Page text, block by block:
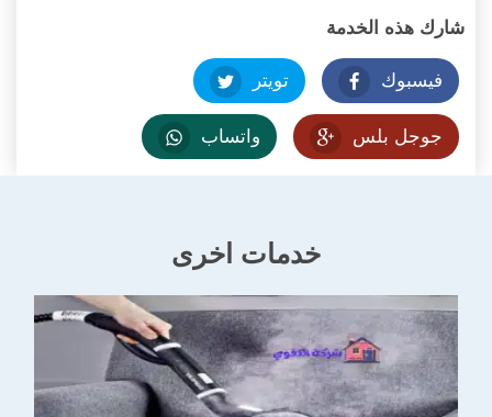
شارك هذه الخدمة
فيسبوك تويتر
جوجل بلس واتساب
خدمات اخرى